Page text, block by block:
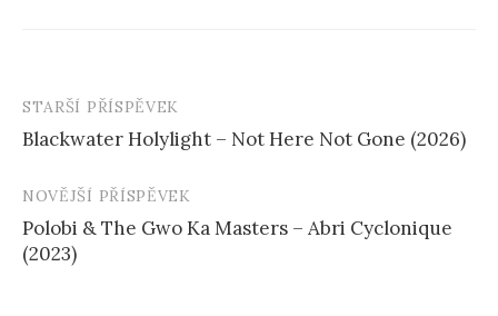
Navigace
příspěvku
STARŠÍ PŘÍSPĚVEK
Blackwater Holylight – Not Here Not Gone (2026)
NOVĚJŠÍ PŘÍSPĚVEK
Polobi & The Gwo Ka Masters – Abri Cyclonique
(2023)